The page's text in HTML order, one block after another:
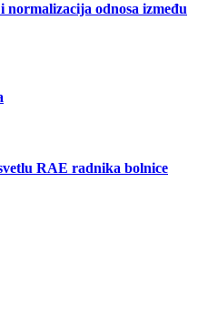
normalizacija odnosa između
RAE radnika bolnice